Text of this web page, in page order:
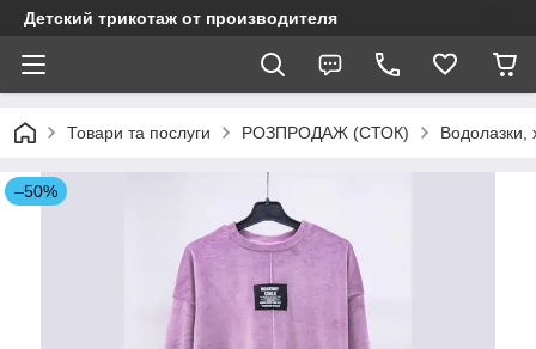
Детский трикотаж от производителя
Товари та послуги РОЗПРОДАЖ (СТОК) Водолазки,
–50%